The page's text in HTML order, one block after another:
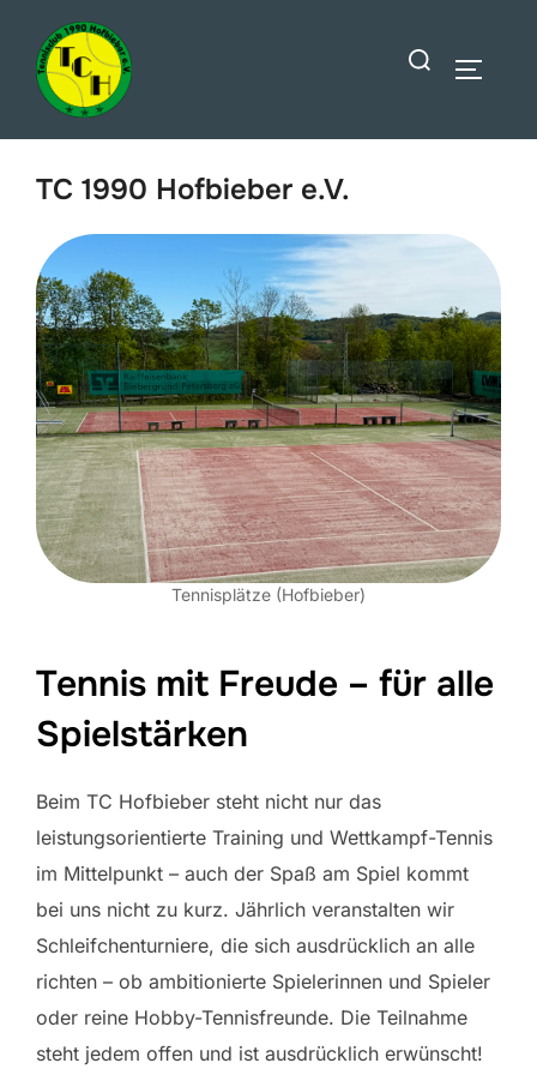
Inhalt
springen
Suchen
TC 1990 Hofbieber e.V.
Tennisplätze (Hofbieber)
Tennis mit Freude – für alle
Spielstärken
Beim TC Hofbieber steht nicht nur das
leistungsorientierte Training und Wettkampf-Tennis
im Mittelpunkt – auch der Spaß am Spiel kommt
bei uns nicht zu kurz. Jährlich veranstalten wir
Schleifchenturniere, die sich ausdrücklich an alle
richten – ob ambitionierte Spielerinnen und Spieler
oder reine Hobby-Tennisfreunde. Die Teilnahme
steht jedem offen und ist ausdrücklich erwünscht!